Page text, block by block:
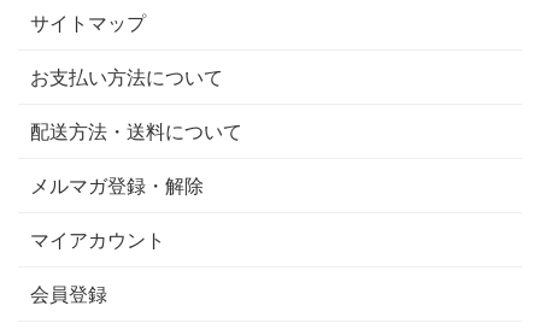
サイトマップ
お支払い方法について
配送方法・送料について
メルマガ登録・解除
マイアカウント
会員登録